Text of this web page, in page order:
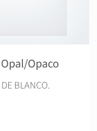
Opal/Opaco
BLANCO.